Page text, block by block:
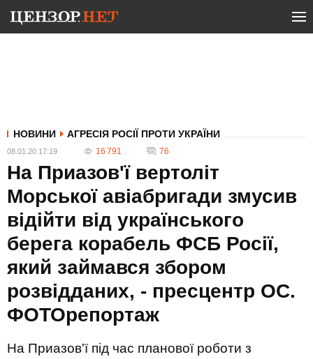
НОВИНИ АГРЕСІЯ РОСІЇ ПРОТИ УКРАЇНИ
08.01.20 17:19 16 791 76
На Приазов'ї вертоліт
Морської авіабригади змусив
відійти від українського
берега корабель ФСБ Росії,
який займався збором
розвідданих, - пресцентр ОС.
ФОТОрепортаж
На Приазов'ї під час планової роботи з